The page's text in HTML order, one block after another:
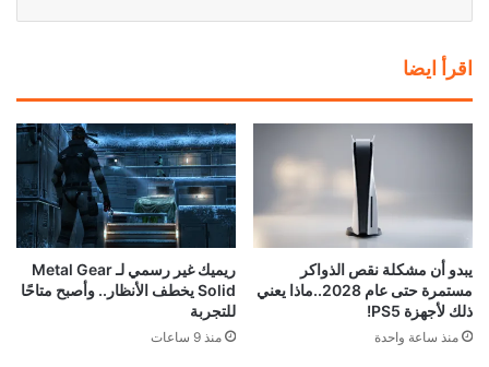
اقرأ ايضا
يبدو أن مشكلة نقص الذواكر
مستمرة حتى عام 2028..ماذا يعني
ذلك لأجهزة PS5!
منذ ساعة واحدة
ريميك غير رسمي لـ Metal Gear
Solid يخطف الأنظار.. وأصبح متاحًا
للتجربة
منذ 9 ساعات